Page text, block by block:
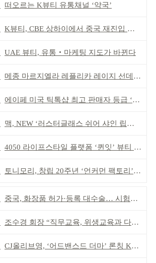
떠오르는 K뷰티 유통채널 ‘약국’
K뷰티, CBE 상하이에서 중국 재진입 기회 모색
UAE 뷰티, 유통‧마케팅 지도가 바뀐다
메종 마르지엘라 레플리카 레이지 선데이 모닝 디퓨저
에이페 미국 틱톡샵 최고 판매자 등급 ‘Tier 5’ 달성
맥, NEW ‘러스터글래스 쉬어 샤인 립스틱’ 출시
4050 라이프스타일 플랫폼 ‘퀸잇’ 뷰티 성장세
토니모리, 창립 20주년 ‘언커먼 팩토리’ 팝업 성료
중국, 화장품 허가·등록 대수술… 시험자료 공용 허용
조수경 회장 “직무교육, 위생교육과 다르다”
CJ올리브영, ‘어드밴스드 더마’ 론칭 K더마 육성 박차